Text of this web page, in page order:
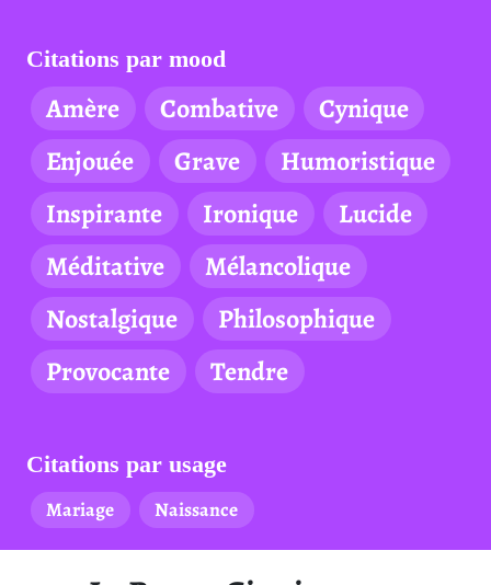
Citations par mood
Amère Combative
Cynique
Enjouée
Grave
Humoristique
Inspirante
Ironique
Lucide
Méditative
Mélancolique
Nostalgique
Philosophique
Provocante
Tendre
Citations par usage
Mariage
Naissance